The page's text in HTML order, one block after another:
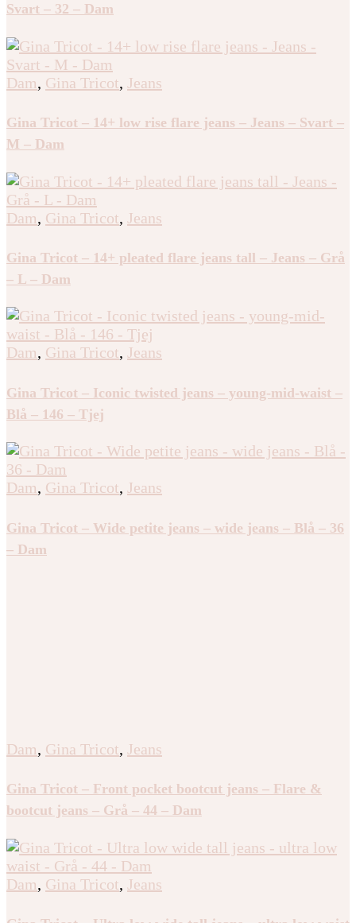
Svart – 32 – Dam
Dam, Gina Tricot, Jeans
Gina Tricot – 14+ low rise flare jeans – Jeans – Svart –
M – Dam
Dam, Gina Tricot, Jeans
Gina Tricot – 14+ pleated flare jeans tall – Jeans – Grå
– L – Dam
Dam, Gina Tricot, Jeans
Gina Tricot – Iconic twisted jeans – young-mid-waist –
Blå – 146 – Tjej
Dam, Gina Tricot, Jeans
Gina Tricot – Wide petite jeans – wide jeans – Blå – 36
– Dam
Dam, Gina Tricot, Jeans
Gina Tricot – Front pocket bootcut jeans – Flare &
bootcut jeans – Grå – 44 – Dam
Dam, Gina Tricot, Jeans